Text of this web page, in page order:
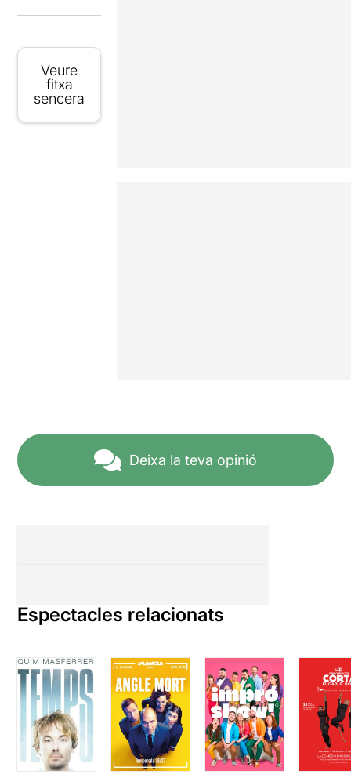
Veure
fitxa
sencera
Deixa la teva opinió
Espectacles relacionats